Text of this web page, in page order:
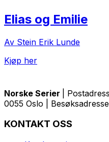
Elias og Emilie
Av Stein Erik Lunde
Kjøp her
Norske Serier
|
0055 Oslo |
KONTAKT OSS